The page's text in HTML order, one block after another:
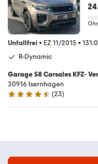
Unfallfrei • EZ 11/2015 •
R-Dynamic
Garage 58 Carsales KFZ-
30916 Isernhagen
4.7 Sterne
(23)